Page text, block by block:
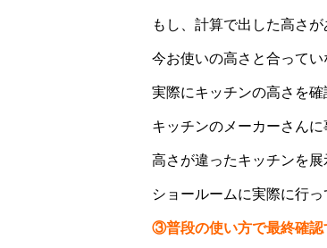
もし、計算で出した高さ
今お使いの高さと合ってい
実際にキッチンの高さを確
キッチンのメーカーさん
高さが違ったキッチンを展
ショールームに実際に行
③普段の使い方で最終確認